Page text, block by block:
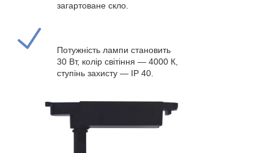
загартоване скло.
Потужність лампи становить
30 Вт, колір світіння — 4000 К,
ступінь захисту — IP 40.